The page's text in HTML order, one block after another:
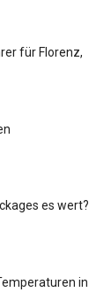
für Florenz,
es wert?
in